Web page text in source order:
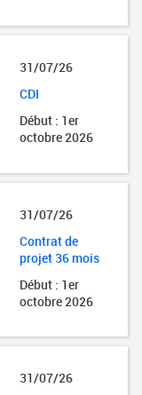
31/07/26
CDI
Début : 1er
octobre 2026
31/07/26
Contrat de
projet 36 mois
Début : 1er
octobre 2026
31/07/26